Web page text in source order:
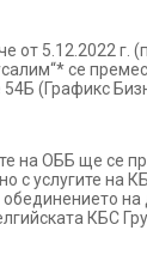
от 5.12.2022 г.
се
(Графикс
на ОББ ще се
с услугите на
на
КБС